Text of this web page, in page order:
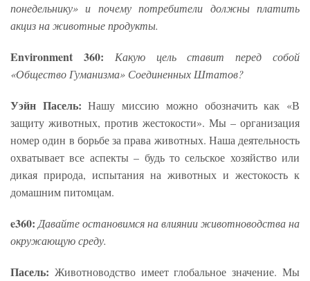
понедельнику» и почему потребители должны платить
акциз на животные продукты.
Environment 360:
Какую цель ставит перед собой
«Общество Гуманизма» Соединенных Штатов?
Уэйн Пасель: Нашу миссию можно обозначить как «В
защиту животных, против жестокости». Мы – организация
номер один в борьбе за права животных. Наша деятельность
охватывает все аспекты – будь то сельское хозяйство или
дикая природа, испытания на животных и жестокость к
домашним питомцам.
e360: Давайте остановимся на влиянии животноводства на
окружающую среду.
Пасель: Животноводство имеет глобальное значение. Мы